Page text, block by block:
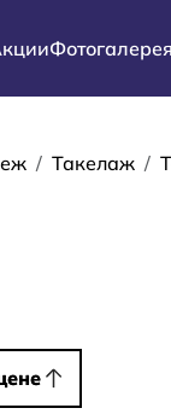
Фотогалерея
Такелаж